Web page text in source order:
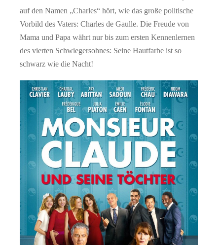
auf den Namen „Charles“ hört, wie das große politische
Vorbild des Vaters: Charles de Gaulle. Die Freude von
Mama und Papa währt nur bis zum ersten Kennenlernen
des vierten Schwiegersohnes: Seine Hautfarbe ist so
schwarz wie die Nacht!